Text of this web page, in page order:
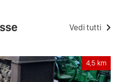
Vedi tutti
4,5 km